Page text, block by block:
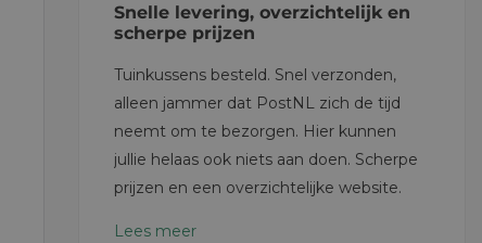
Snelle levering, overzichtelijk en
scherpe prijzen
Tuinkussens besteld. Snel verzonden,
alleen jammer dat PostNL zich de tijd
neemt om te bezorgen. Hier kunnen
jullie helaas ook niets aan doen. Scherpe
prijzen en een overzichtelijke website.
Lees meer